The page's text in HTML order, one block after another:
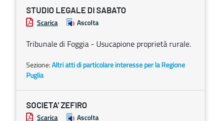
STUDIO LEGALE DI SABATO
Scarica Ascolta
Tribunale di Foggia - Usucapione proprietà rurale.
Sezione:Altri atti di particolare interesse per la Regione
Puglia
SOCIETA’ ZEFIRO
Scarica Ascolta